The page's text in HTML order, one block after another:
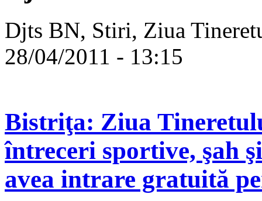
Djts BN, Stiri, Ziua
28/04/2011 - 13:15
Bistriţa: Ziua
întreceri sportive, şah
avea intrare gratuită